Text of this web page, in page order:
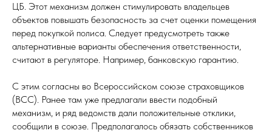
ЦБ. Этот механизм должен стимулировать владельцев
объектов повышать безопасность за счет оценки помещения
перед покупкой полиса. Следует предусмотреть также
альтернативные варианты обеспечения ответственности,
считают в регуляторе. Например, банковскую гарантию.
С этим согласны во Всероссийском союзе страховщиков
(ВСС). Ранее там уже предлагали ввести подобный
механизм, и ряд ведомств дали положительные отклики,
сообщили в союзе. Предполагалось обязать собственников